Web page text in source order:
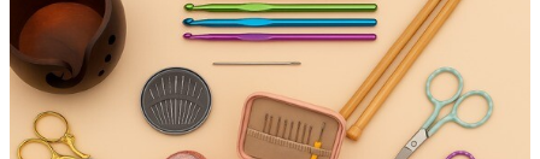
Gerçek Deri Ürünler
Keşfet